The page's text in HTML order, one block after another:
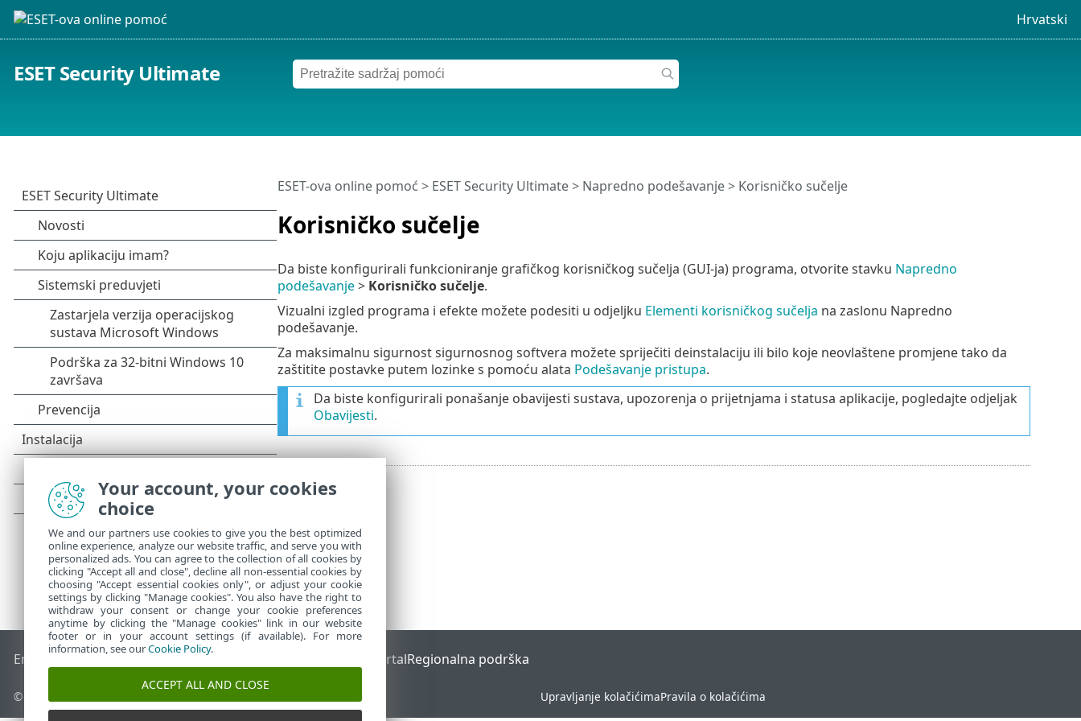
Hrvatski
ESET Security Ultimate
Korisničko sučelje
ESET-ova online pomoć > ESET Security Ultimate> Napredno podešavanje> Korisničko sučelje
Da biste konfigurirali funkcioniranje grafičkog korisničkog sučelja (GUI-ja) programa, otvorite stavku Napredno
podešavanje> Korisničko sučelje.
Vizualni izgled programa i efekte možete podesiti u odjeljku Elementi korisničkog sučelja na zaslonu Napredno
podešavanje.
Za maksimalnu sigurnost sigurnosnog softvera možete spriječiti deinstalaciju ili bilo koje neovlaštene promjene tako da
zaštitite postavke putem lozinke s pomoću alata Podešavanje pristupa.
Da biste konfigurirali ponašanje obavijesti sustava, upozorenja o prijetnjama i statusa aplikacije, pogledajte odjeljak
Obavijesti.
End of Life ESET-ova baza znanjaESET-ov forum ESET Status PortalRegionalna podrška
© 1992 - 2026 ESET, spol. s r.o. – Sva prava pridržana. Upravljanje kolačićimaPravila o kolačićima
Your account, your cookies
choice
We and our partners use cookies to give you the best optimized
online experience, analyze our website traffic, and serve you with
personalized ads. You can agree to the collection of all cookies by
clicking "Accept all and close", decline all non-essential cookies by
choosing "Accept essential cookies only", or adjust your cookie
settings by clicking "Manage cookies". You also have the right to
withdraw your consent or change your cookie preferences
anytime by clicking the "Manage cookies" link in our website
footer or in your account settings (if available). For more
information, see ourCookie Policy.
ACCEPT ALL AND CLOSE